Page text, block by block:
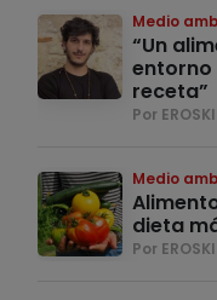
Medio
“Un
entorno
receta”
Por
Medio
dieta
Por